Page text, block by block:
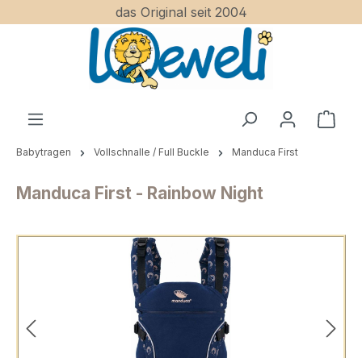
Zum Hauptinhalt springendas Original seit 2004
Babytragen Vollschnalle / Full Buckle Manduca First
Manduca First - Rainbow Night
Bildergalerie überspringen